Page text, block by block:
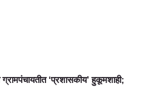
‘प्रशासकीय’ हुकूमशाही;